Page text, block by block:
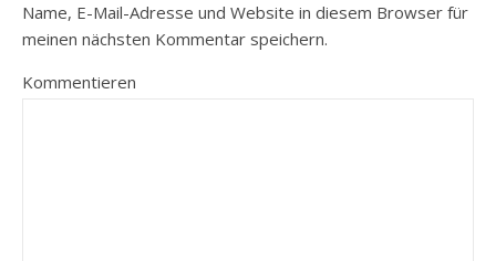
Name, E-Mail-Adresse und Website in diesem Browser für
meinen nächsten Kommentar speichern.
Kommentieren